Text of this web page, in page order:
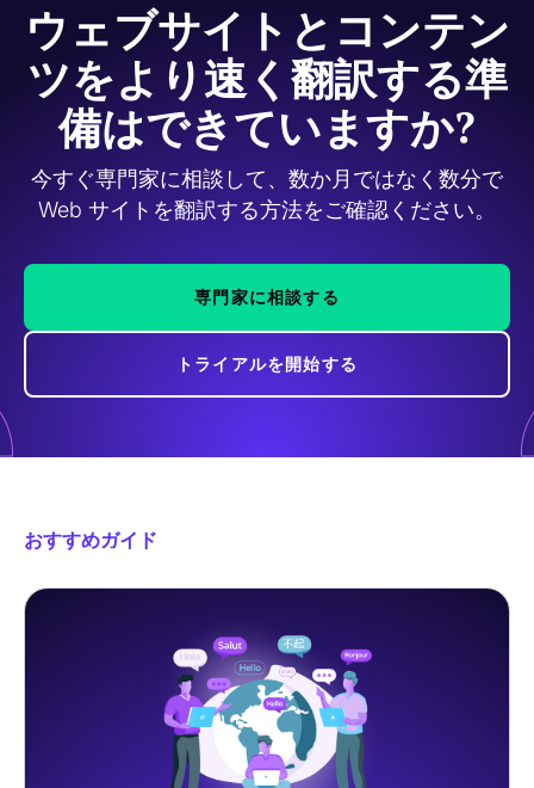
ウェブサイトとコンテン
ツをより速く翻訳する準
備はできていますか?
今すぐ専門家に相談して、数か月ではなく数分で
Web サイトを翻訳する方法をご確認ください。
専門家に相談する
トライアルを開始する
おすすめガイド